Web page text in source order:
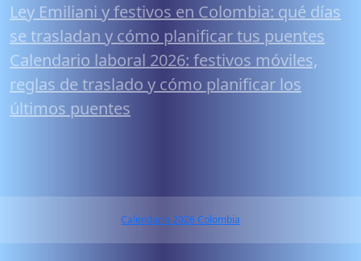
Ley Emiliani y festivos en Colombia: qué días
se trasladan y cómo planificar tus puentes
Calendario laboral 2026: festivos móviles,
reglas de traslado y cómo planificar los
últimos puentes
Calendario 2026 Colombia